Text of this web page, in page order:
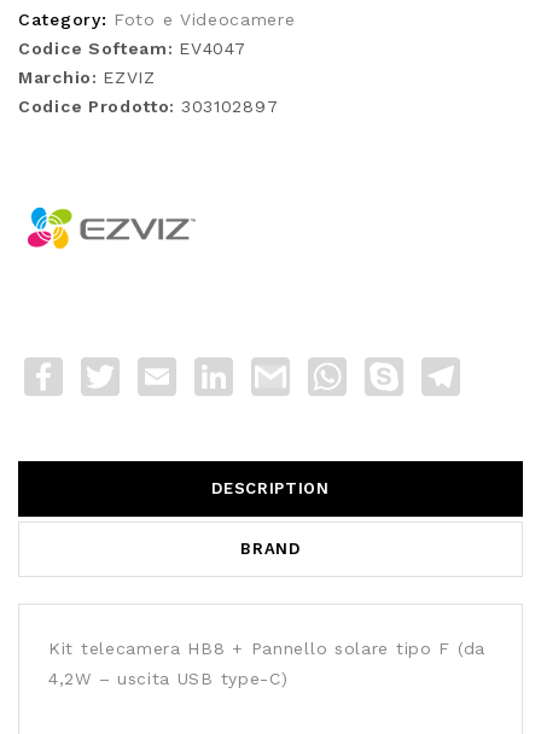
Category: Foto e Videocamere
Codice Softeam: EV4047
Marchio: EZVIZ
Codice Prodotto: 303102897
FacebookTwitter Email LinkedInGmail WhatsApp
Skype
DESCRIPTION
BRAND
Kit telecamera HB8 + Pannello solare tipo F (da
4,2W – uscita USB type-C)